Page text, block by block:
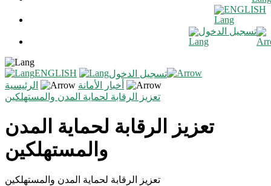
ENGLISH
تسجيل الدخول
ENGLISH
تسجيل الدخول
الرئيسية
أخبار الأمانة
تعزيز الرقابة لحماية المدن والمستهلكين
تعزيز الرقابة لحماية المدن
والمستهلكين
تعزيز الرقابة لحماية المدن والمستهلكين